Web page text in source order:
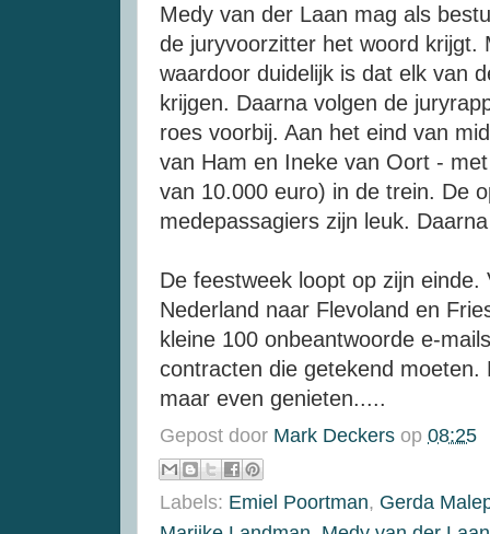
Medy van der Laan mag als
de juryvoorzitter het woord krijgt.
waardoor duidelijk is dat elk van
krijgen. Daarna volgen de
roes voorbij. Aan het eind van
van Ham en Ineke van Oort -
van 10.000 euro) in de trein. De
medepassagiers zijn leuk.
De feestweek loopt op zijn einde.
Nederland naar Flevoland en
kleine 100 onbeantwoorde e-
contracten die getekend
maar even genieten.....
Gepost door Mark Deckers op 08:25
Labels: Emiel Poortman, Gerda